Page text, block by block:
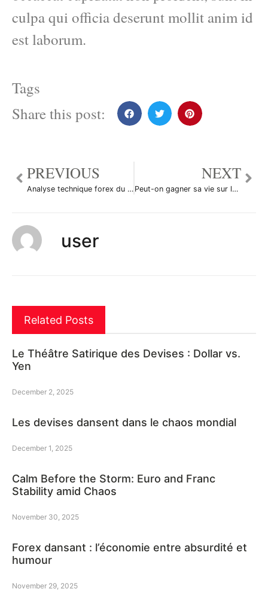
culpa qui officia deserunt mollit anim id
est laborum.
Tags
Share this post:
PREVIOUS
Analyse technique forex du 13/08/2014
NEXT
Peut-on gagner sa vie sur le forex ?
user
Related Posts
Le Théâtre Satirique des Devises : Dollar vs.
Yen
December 2, 2025
Les devises dansent dans le chaos mondial
December 1, 2025
Calm Before the Storm: Euro and Franc
Stability amid Chaos
November 30, 2025
Forex dansant : l’économie entre absurdité et
humour
November 29, 2025